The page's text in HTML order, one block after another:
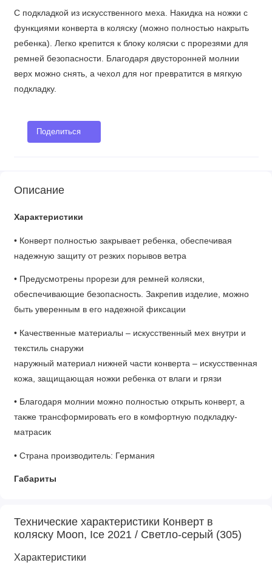
С подкладкой из искусственного меха. Накидка на ножки с
функциями конверта в коляску (можно полностью накрыть
ребенка). Легко крепится к блоку коляски с прорезями для
ремней безопасности. Благодаря двусторонней молнии
верх можно снять, а чехол для ног превратится в мягкую
подкладку.
Поделиться
Описание
Характеристики
• Конверт полностью закрывает ребенка, обеспечивая
надежную защиту от резких порывов ветра
• Предусмотрены прорези для ремней коляски,
обеспечивающие безопасность. Закрепив изделие, можно
быть уверенным в его надежной фиксации
• Качественные материалы – искусственный мех внутри и
текстиль снаружи
наружный материал нижней части конверта – искусственная
кожа, защищающая ножки ребенка от влаги и грязи
• Благодаря молнии можно полностью открыть конверт, а
также трансформировать его в комфортную подкладку-
матрасик
• Страна производитель: Германия
Габариты
Технические характеристики Конверт в
коляску Moon, Ice 2021 / Светло-серый (305)
Характеристики